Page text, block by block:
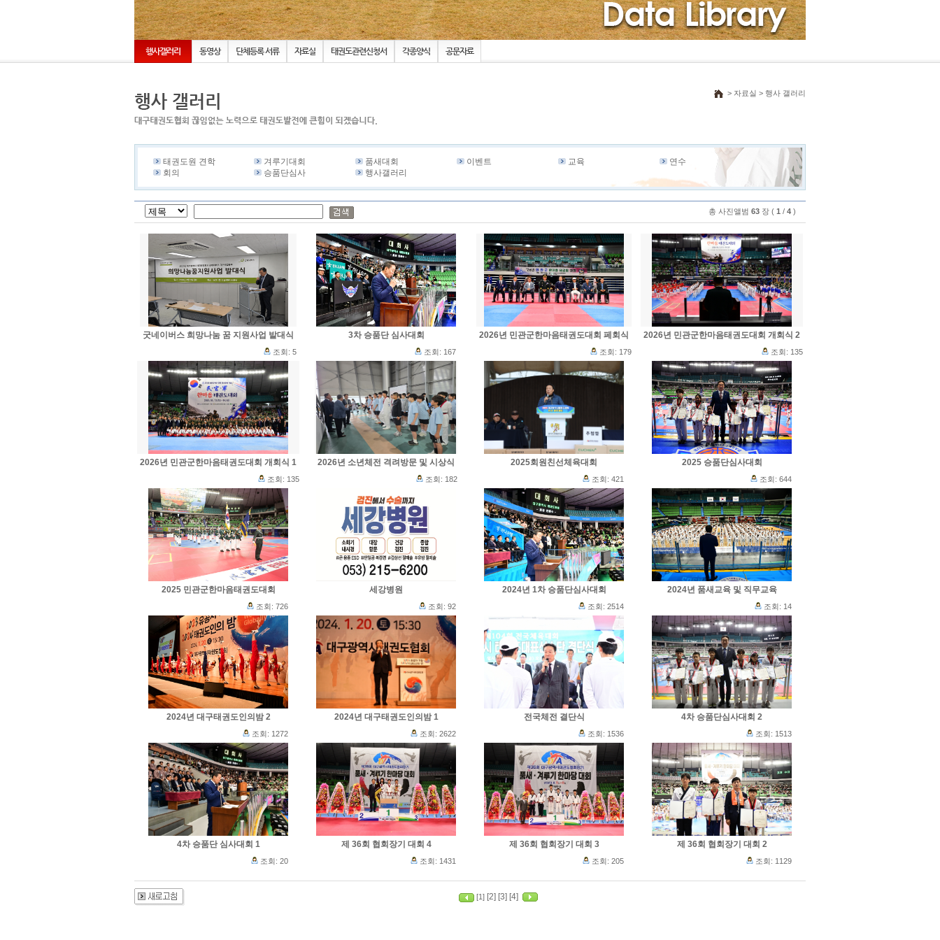
행사갤러리 동영상 단체등록 서류 자료실 태권도관련신청서 각종양식 공문자료
> 자료실 > 행사 갤러리
태권도원 견학 겨루기대회 품새대회 이벤트 교육
연수
회의
승품단심사 행사갤러리
총 사진앨범 63장 ( 1 / 4 )
굿네이버스 희망나눔 꿈 지원사업 발대식
조회: 5
3차 승품단 심사대회
조회: 167
2026년 민관군한마음태권도대회 페회식
조회: 179
2026년 민관군한마음태권도대회 개회식 2
조회: 135
2026년 민관군한마음태권도대회 개회식 1
조회: 135
2026년 소년체전 격려방문 및 시상식
조회: 182
2025회원친선체육대회
조회: 421
2025 승품단심사대회
조회: 644
2025 민관군한마음태권도대회
조회: 726
세강병원
조회: 92
2024년 1차 승품단심사대회
조회: 2514
2024년 품새교육 및 직무교육
조회: 14
2024년 대구태권도인의밤 2
조회: 1272
2024년 대구태권도인의밤 1
조회: 2622
전국체전 결단식
조회: 1536
4차 승품단심사대회 2
조회: 1513
4차 승품단 심사대회 1
조회: 20
제 36회 협회장기 대회 4
조회: 1431
제 36회 협회장기 대회 3
조회: 205
제 36회 협회장기 대회 2
조회: 1129
[1] [2] [3] [4]